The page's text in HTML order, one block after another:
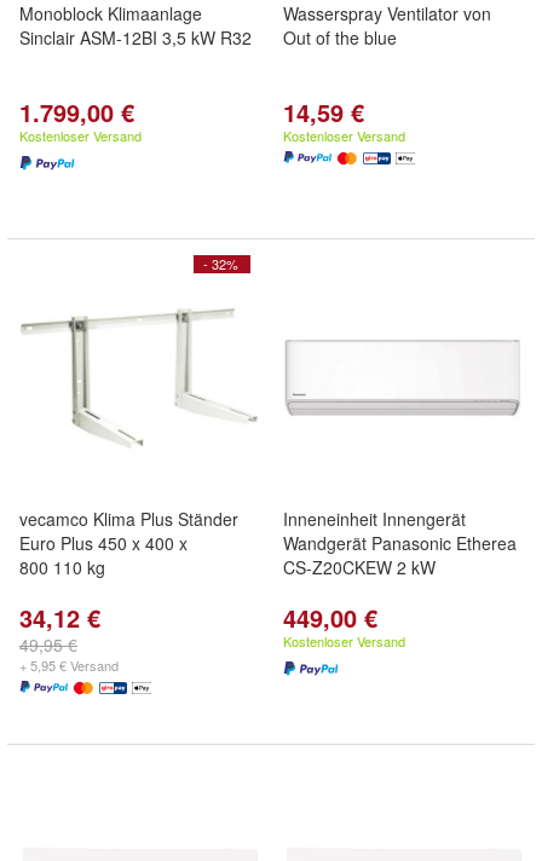
Monoblock Klimaanlage
Sinclair ASM-12BI 3,5 kW R32
1.799,00 €
Kostenloser Versand
Wasserspray Ventilator von
Out of the blue
14,59 €
Kostenloser Versand
- 32%
vecamco Klima Plus Ständer
Euro Plus 450 x 400 x
800 110 kg
34,12 €
49,95 €
+ 5,95 € Versand
Inneneinheit Innengerät
Wandgerät Panasonic Etherea
CS-Z20CKEW 2 kW
449,00 €
Kostenloser Versand